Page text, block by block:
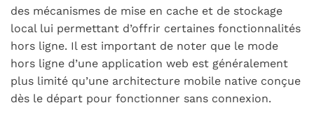
des mécanismes de mise en cache et de stockage
local lui permettant d’offrir certaines fonctionnalités
hors ligne. Il est important de noter que le mode
hors ligne d’une application web est généralement
plus limité qu’une architecture mobile native conçue
dès le départ pour fonctionner sans connexion.